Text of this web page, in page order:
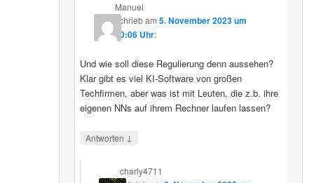
Manuel
schriebam 5. November 2023 um
00:06 Uhr:
Und wie soll diese Regulierung denn aussehen?
Klar gibt es viel KI-Software von großen
Techfirmen, aber was ist mit Leuten, die z.b. ihre
eigenen NNs auf ihrem Rechner laufen lassen?
Antworten ↓
charly4711